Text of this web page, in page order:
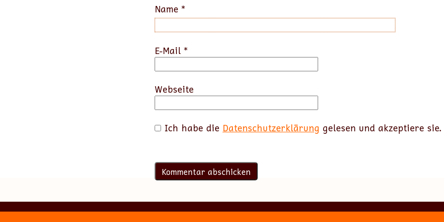
Name *
E-Mail *
Webseite
Ich habe die Datenschutzerklärung gelesen und akzeptiere sie.